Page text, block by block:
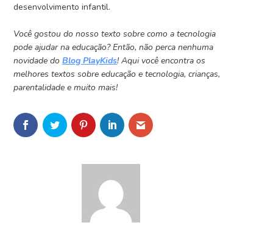
desenvolvimento infantil.
Você gostou do nosso texto sobre como a tecnologia
pode ajudar na educação? Então, não perca nenhuma
novidade doBlog PlayKids! Aqui você encontra os
melhores textos sobre educação e tecnologia, crianças,
parentalidade e muito mais!